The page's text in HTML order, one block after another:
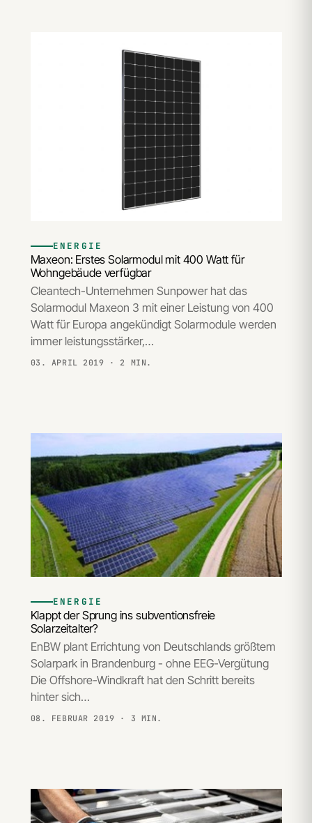
ENERGIE
Maxeon: Erstes Solarmodul mit 400 Watt für
Wohngebäude verfügbar
Cleantech-Unternehmen Sunpower hat das
Solarmodul Maxeon 3 mit einer Leistung von 400
Watt für Europa angekündigt Solarmodule werden
immer leistungsstärker,…
03. APRIL 2019 · 2 MIN.
ENERGIE
Klappt der Sprung ins subventionsfreie
Solarzeitalter?
EnBW plant Errichtung von Deutschlands größtem
Solarpark in Brandenburg - ohne EEG-Vergütung
Die Offshore-Windkraft hat den Schritt bereits
hinter sich…
08. FEBRUAR 2019 · 3 MIN.